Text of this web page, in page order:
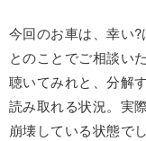
今回のお車は、幸い
とのことでご相談い
聴いてみれと、分解
読み取れる状況。実
崩壊している状態でし